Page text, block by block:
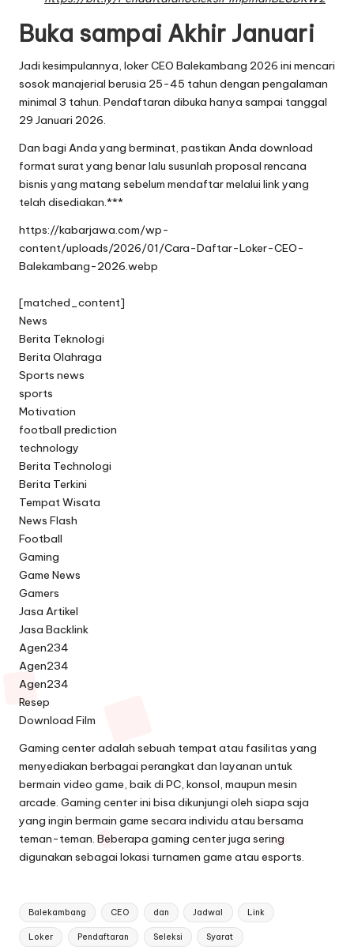
Buka sampai Akhir Januari
Jadi kesimpulannya, loker CEO Balekambang 2026 ini mencari
sosok manajerial berusia 25-45 tahun dengan pengalaman
minimal 3 tahun. Pendaftaran dibuka hanya sampai tanggal
29 Januari 2026.
Dan bagi Anda yang berminat, pastikan Anda download
format surat yang benar lalu susunlah proposal rencana
bisnis yang matang sebelum mendaftar melalui link yang
telah disediakan.***
https://kabarjawa.com/wp-
content/uploads/2026/01/Cara-Daftar-Loker-CEO-
Balekambang-2026.webp
[matched_content]
News
Berita Teknologi
Berita Olahraga
Sports news
sports
Motivation
football prediction
technology
Berita Technologi
Berita Terkini
Tempat Wisata
News Flash
Football
Gaming
Game News
Gamers
Jasa Artikel
Jasa Backlink
Agen234
Agen234
Agen234
Resep
Download Film
Gaming center adalah sebuah tempat atau fasilitas yang
menyediakan berbagai perangkat dan layanan untuk
bermain video game, baik di PC, konsol, maupun mesin
arcade. Gaming center ini bisa dikunjungi oleh siapa saja
yang ingin bermain game secara individu atau bersama
teman-teman. Beberapa gaming center juga sering
digunakan sebagai lokasi turnamen game atau esports.
Tags:
Balekambang CEO dan Jadwal Link
Loker Pendaftaran Seleksi Syarat